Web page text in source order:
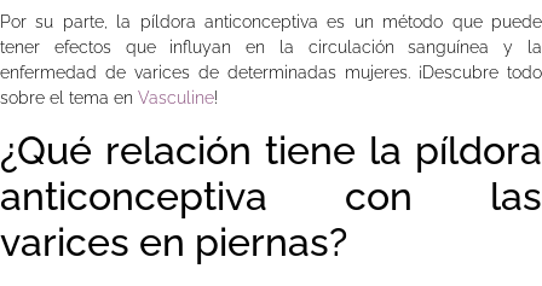
Por su parte, la píldora anticonceptiva es un método que puede
tener efectos que influyan en la circulación sanguínea y la
enfermedad de varices de determinadas mujeres. ¡Descubre todo
sobre el tema en Vasculine!
¿Qué relación tiene la píldora
anticonceptiva con las
varices en piernas?